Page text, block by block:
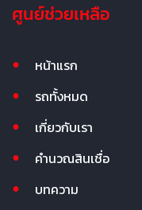
ศูนย์ช่วยเหลือ
หน้าแรก
รถทั้งหมด
เกี่ยวกับเรา
คำนวณสินเชื่อ
บทความ